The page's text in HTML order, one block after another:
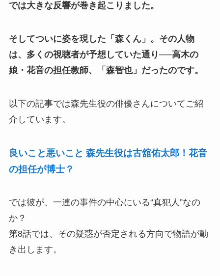
では大きな反響が巻き起こりました。
そしてついに姿を現した「森くん」。その人物
は、多くの視聴者が予想していた通り──高木の
娘・花音の担任教師、「森智也」だったのです。
以下の記事では森先生役の俳優さんについてご紹
介しています。
良いこと悪いこと 森先生役は古舘佑太郎！花音
の担任が博士？
では彼が、一連の事件の中心にいる“真犯人”なの
か？
第8話では、その疑惑が否定される方向で物語が動
き出します。